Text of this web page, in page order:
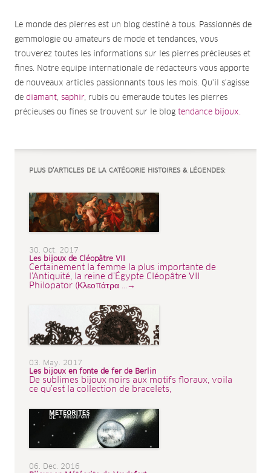
Le monde des pierres est un blog destiné à tous. Passionnés de
gemmologie ou amateurs de mode et tendances, vous
trouverez toutes les informations sur les pierres précieuses et
fines. Notre équipe internationale de rédacteurs vous apporte
de nouveaux articles passionnants tous les mois. Qu'il s'agisse
de diamant, saphir, rubis ou émeraude toutes les pierres
précieuses ou fines se trouvent sur le blog tendance bijoux.
PLUS D’ARTICLES DE LA CATÉGORIE HISTOIRES & LÉGENDES:
30. Oct. 2017
Les bijoux de Cléopâtre VII
Certainement la femme la plus importante de
l’Antiquité, la reine d’Égypte Cléopâtre VII
Philopator (Κλεοπάτρα ...→
03. May. 2017
Les bijoux en fonte de fer de Berlin
De sublimes bijoux noirs aux motifs floraux, voila
ce qu’est la collection de bracelets,
06. Dec. 2016